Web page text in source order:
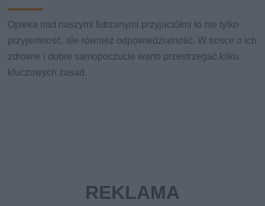
Opieka nad naszymi futrzanymi przyjaciółmi to nie tylko
przyjemność, ale również odpowiedzialność. W trosce o ich
zdrowie i dobre samopoczucie warto przestrzegać kilku
kluczowych zasad.